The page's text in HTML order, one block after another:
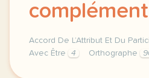
Accord De L’Attribut Et Du
Avec Être
4 Orthographe
identification des